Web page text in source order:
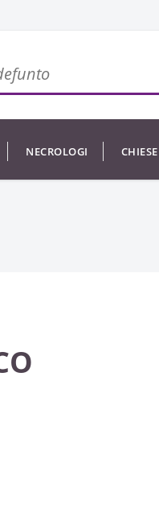
NECROLOGI CHIESE